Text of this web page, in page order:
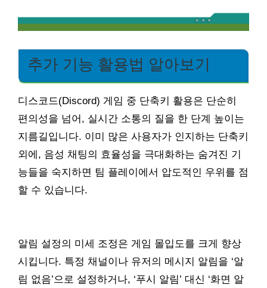
추가 기능 활용법 알아보기
디스코드(Discord) 게임 중 단축키 활용은 단순히
편의성을 넘어, 실시간 소통의 질을 한 단계 높이는
지름길입니다. 이미 많은 사용자가 인지하는 단축키
외에, 음성 채팅의 효율성을 극대화하는 숨겨진 기
능들을 숙지하면 팀 플레이에서 압도적인 우위를 점
할 수 있습니다.
알림 설정의 미세 조정은 게임 몰입도를 크게 향상
시킵니다. 특정 채널이나 유저의 메시지 알림을 ‘알
림 없음’으로 설정하거나, ‘푸시 알림’ 대신 ‘화면 알